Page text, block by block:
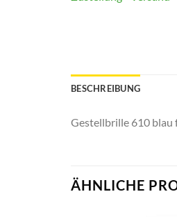
BESCHREIBUNG
Gestellbrille 610 blau
ÄHNLICHE